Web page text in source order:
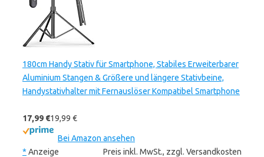
180cm Handy Stativ für Smartphone, Stabiles Erweiterbarer
Aluminium Stangen & Größere und längere Stativbeine,
Handystativhalter mit Fernauslöser Kompatibel Smartphone
17,99 €19,99 €
Bei Amazon ansehen
* Anzeige
Preis inkl. MwSt., zzgl. Versandkosten